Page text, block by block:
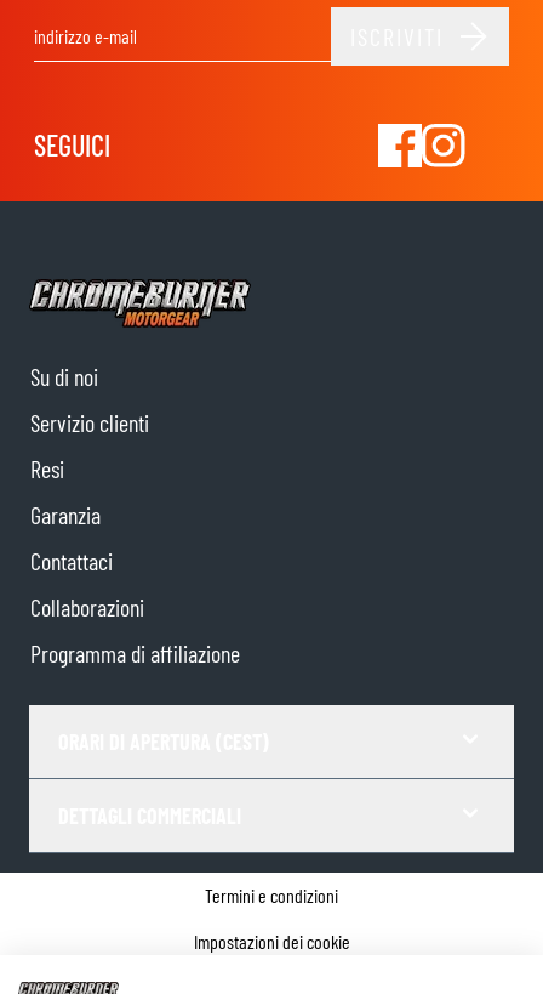
SEGUICI
Su di noi
Servizio clienti
Resi
Garanzia
Contattaci
Collaborazioni
Programma di affiliazione
Termini e condizioni
Impostazioni dei cookie